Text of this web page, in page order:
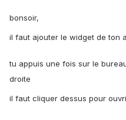
bonsoir,
il faut ajouter le widget de ton
tu appuis une fois sur le
droite
il faut cliquer dessus pour